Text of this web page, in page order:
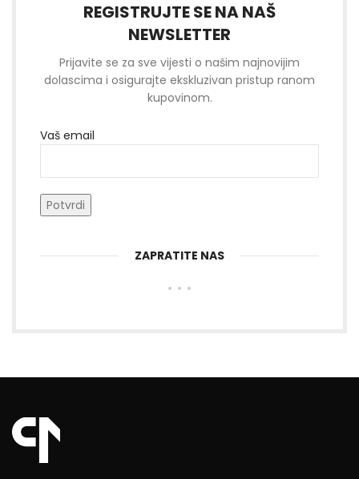
REGISTRUJTE SE NA NAŠ
NEWSLETTER
Prijavite se za sve vijesti o našim najnovijim
dolascima i osigurajte ekskluzivan pristup ranom
kupovinom.
Vaš email
ZAPRATITE NAS